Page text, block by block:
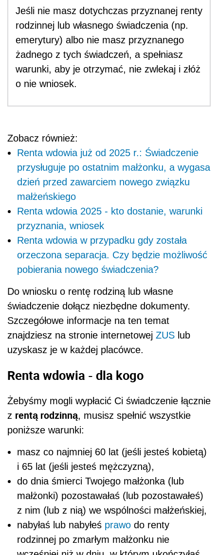
Jeśli nie masz dotychczas przyznanej renty
rodzinnej lub własnego świadczenia (np.
emerytury) albo nie masz przyznanego
żadnego z tych świadczeń, a spełniasz
warunki, aby je otrzymać, nie zwlekaj i złóż
o nie wniosek.
Zobacz również:
Renta wdowia już od 2025 r.: Świadczenie
przysługuje po ostatnim małżonku, a wygasa
dzień przed zawarciem nowego związku
małżeńskiego
Renta wdowia 2025 - kto dostanie, warunki
przyznania, wniosek
Renta wdowia w przypadku gdy została
orzeczona separacja. Czy będzie możliwość
pobierania nowego świadczenia?
Do wniosku o rentę rodziną lub własne
świadczenie dołącz niezbędne dokumenty.
Szczegółowe informacje na ten temat
znajdziesz na stronie internetowej ZUS lub
uzyskasz je w każdej placówce.
Renta wdowia - dla kogo
Żebyśmy mogli wypłacić Ci świadczenie łącznie
z rentą rodzinną, musisz spełnić wszystkie
poniższe warunki:
masz co najmniej 60 lat (jeśli jesteś kobietą)
i 65 lat (jeśli jesteś mężczyzną),
do dnia śmierci Twojego małżonka (lub
małżonki) pozostawałaś (lub pozostawałeś)
z nim (lub z nią) we wspólności małżeńskiej,
nabyłaś lub nabyłeś prawo do renty
rodzinnej po zmarłym małżonku nie